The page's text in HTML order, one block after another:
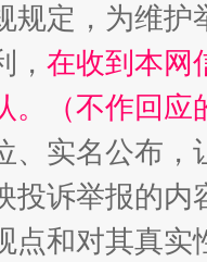
规定，为维
在收到本网
。（不作回应
、实名公布
投诉举报的
点和对其真实